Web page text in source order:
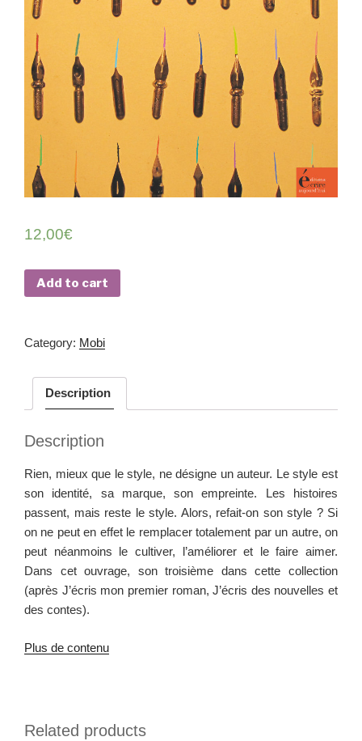
12,00€
Add to cart
Cat­e­go­ry: Mobi
Description
Description
Rien, mieux que le style, ne désigne un auteur. Le style est
son iden­tité, sa mar­que, son empreinte. Les his­toires
passent, mais reste le style. Alors, refait-on son style ? Si
on ne peut en effet le rem­plac­er totale­ment par un autre, on
peut néan­moins le cul­tiv­er, l’améliorer et le faire aimer.
Dans cet ouvrage, son troisième dans cette col­lec­tion
(après J’écris mon pre­mier roman, J’écris des nou­velles et
des contes).
Plus de contenu
Related products